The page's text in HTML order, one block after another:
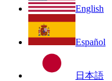
English
Español
日本語